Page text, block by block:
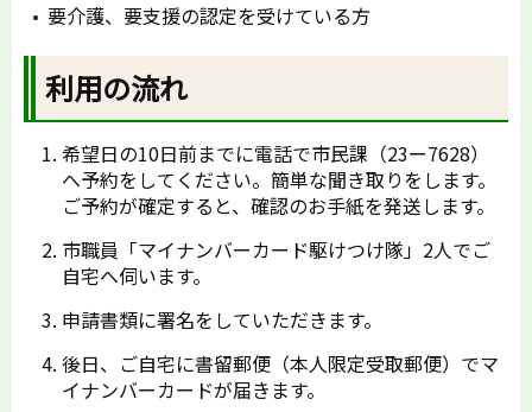
要介護、要支援の認定を受けている方
利用の流れ
希望日の10日前までに電話で市民課（23ー7628）
へ予約をしてください。簡単な聞き取りをします。
ご予約が確定すると、確認のお手紙を発送します。
市職員「マイナンバーカード駆けつけ隊」2人でご
自宅へ伺います。
申請書類に署名をしていただきます。
後日、ご自宅に書留郵便（本人限定受取郵便）でマ
イナンバーカードが届きます。